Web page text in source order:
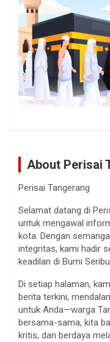
About Perisai
Perisai Tangerang
Selamat datang di
untuk mengawal
kota. Dengan
integritas, kami hadir
keadilan di Bumi
Di setiap halaman,
berita terkini,
untuk Anda—warga
bersama-sama, kita
kritis, dan berdaya